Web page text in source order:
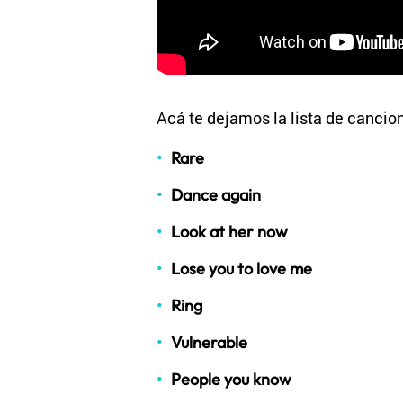
Acá te dejamos la lista de
Rare
Dance again
Look at her now
Lose you to love me
Ring
Vulnerable
People you know